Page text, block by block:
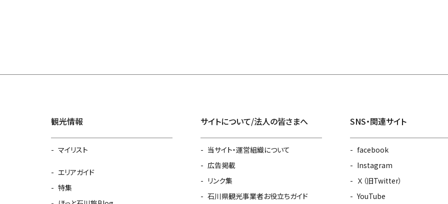
観光情報
マイリスト
エリアガイド
特集
サイトについて/法人の皆さまへ
当サイト・運営組織について
広告掲載
リンク集
石川県観光事業者お役立ちガイド
SNS・関連サイト
facebook
Instagram
Ｘ（旧Twitter）
YouTube